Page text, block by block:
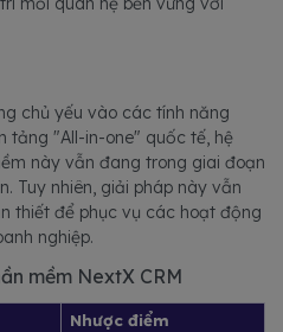
chủ yếu vào các tính năng
tảng "All-in-one" quốc tế, hệ
này vẫn đang trong giai đoạn
Tuy nhiên, giải pháp này vẫn
thiết để phục vụ các hoạt động
nghiệp.
mềm NextX CRM
Nhược điểm